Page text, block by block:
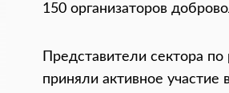
150 организаторов
Представители сектора
приняли активное участие